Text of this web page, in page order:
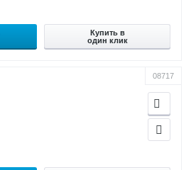
Купить в
один клик
08717